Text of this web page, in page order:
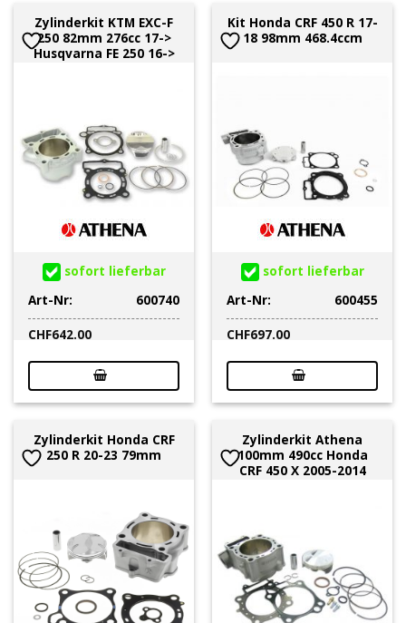
Zylinderkit KTM EXC-F
250 82mm 276cc 17->
Husqvarna FE 250 16->
sofort lieferbar
Art-Nr:
600740
CHF642.00
Kit Honda CRF 450 R 17-
18 98mm 468.4ccm
sofort lieferbar
Art-Nr:
600455
CHF697.00
Zylinderkit Honda CRF
250 R 20-23 79mm
Zylinderkit Athena
100mm 490cc Honda
CRF 450 X 2005-2014